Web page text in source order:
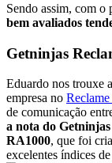
Sendo assim, com o
bem avaliados
Getninjas
Eduardo nos trouxe
empresa no
de comunicação
a nota do Getninjas
RA1000, que foi
excelentes índices